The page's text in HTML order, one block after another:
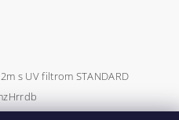
s UV filtrom STANDARD